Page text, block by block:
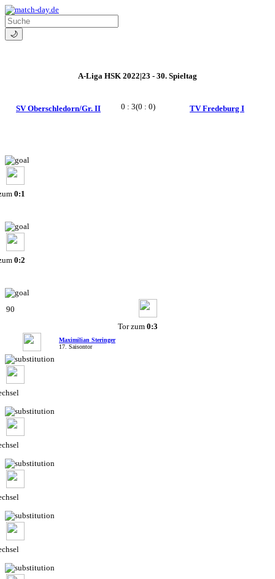
🌙
A-Liga HSK 2022|23 - 30. Spieltag
SV Oberschledorn/Gr. II 0 : 3(0 : 0) TV Fredeburg I
0:1
0:2
90
Tor zum 0:3
Maximilian Steringer
17. Saisontor